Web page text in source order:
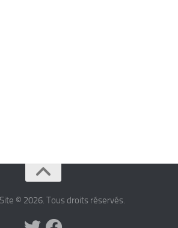
© 2026. Tous droits réservés.